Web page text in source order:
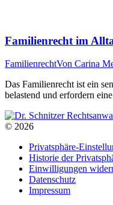
Familienrecht im
FamilienrechtVon Carina
Das Familienrecht ist ein
belastend und erfordern
© 2026
Privatsphäre-
Historie der
Einwilligungen
Datenschutz
Impressum